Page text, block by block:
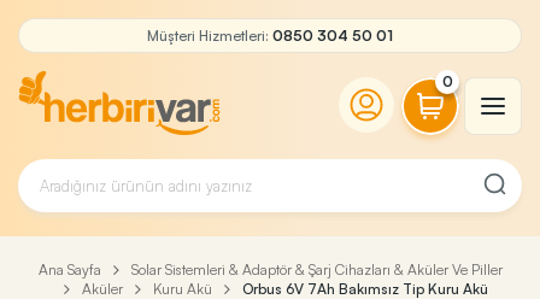
Müşteri Hizmetleri: 0850 304 50 01
0
Ana Sayfa
Solar Sistemleri & Adaptör & Şarj Cihazları & Aküler Ve Piller
Aküler
Kuru Akü Orbus 6V 7Ah Bakımsız Tip Kuru Akü